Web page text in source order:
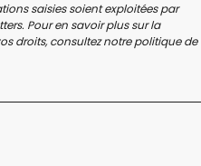
saisies soient exploitées par
Pour en savoir plus sur la
droits, consultez notrepolitique de